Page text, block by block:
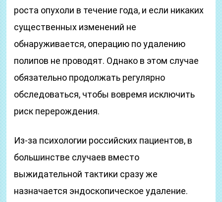
роста опухоли в течение года, и если никаких
существенных изменений не
обнаруживается, операцию по удалению
полипов не проводят. Однако в этом случае
обязательно продолжать регулярно
обследоваться, чтобы вовремя исключить
риск перерождения.
Из-за психологии российских пациентов, в
большинстве случаев вместо
выжидательной тактики сразу же
назначается эндоскопическое удаление.